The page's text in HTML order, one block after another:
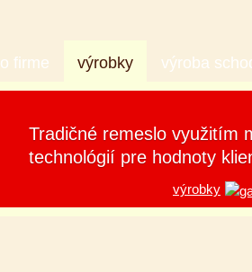
o firme výrobky výroba
Tradičné remeslo využitím
technológií pre hodnoty
výrobky